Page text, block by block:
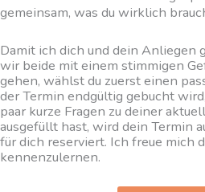
gemeinsam, was du wirklich
Damit ich dich und dein Anliegen
wir beide mit einem stimmigen
gehen, wählst du zuerst einen
der Termin endgültig gebucht
paar kurze Fragen zu deiner
ausgefüllt hast, wird dein Termin
für dich reserviert. Ich freue mich
kennenzulernen.